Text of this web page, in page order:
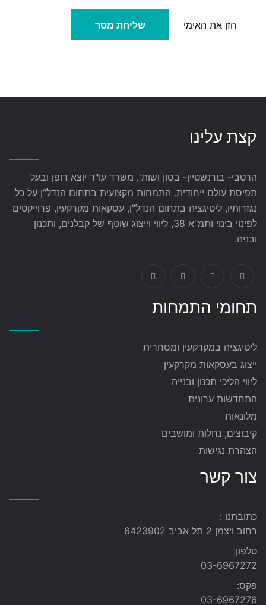
שליחת מסר
קצת עלינו
הרטבי- בורנשטיין- בסון ושות', משרד עו"ד יוצא דופן ובעל
תפיסת עולם ייחודית. התמחות מקצועית בתחום הנדל"ן על כל
נגזרותיו, ליטיגציה בתחום הנדל"ן, עסקאות מקרקעין, פרוייקטים
לפינוי בינוי ותמ"א 38, ליווי וייצוג שוטף של קבלנים, ותכנון
ובניה.
תחומי התמחות
ליטיגציה במקרקעין ומסחרית
ייצוג בעסקאות מקרקעין
ליווי הליכי תכנון ובנייה
התחדשות ערונית
מלונאות
קיבוצים, נחלות ומושבים
הצהרת נגישות
צור קשר
כתובתנו :
רחוב ויצמן 2 תל אביב 6423902
טלפון:
03-6967272
פקס:
03-6967276